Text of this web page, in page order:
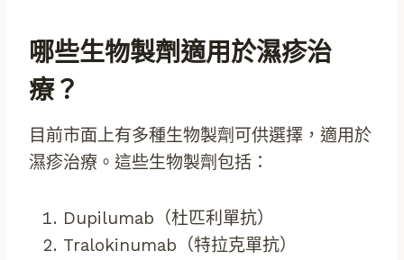
哪些生物製劑適用於濕疹治
療？
目前市面上有多種生物製劑可供選擇，適用於
濕疹治療。這些生物製劑包括：
Dupilumab（杜匹利單抗）
Tralokinumab（特拉克單抗）